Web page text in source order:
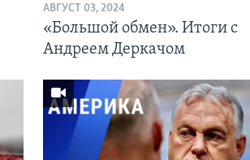
АВГУСТ 03, 2024
«Большой обмен». Итоги с
Андреем Деркачом